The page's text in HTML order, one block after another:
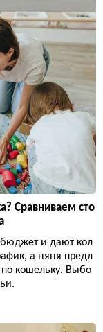
Сравниваем сто
бюджет и дают кол
а няня предл
кошельку. Выбо